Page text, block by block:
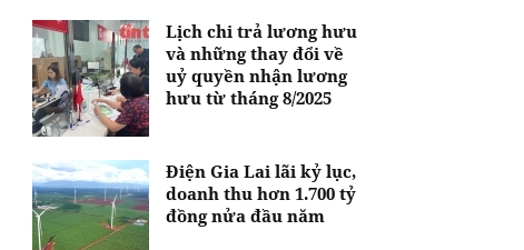
Lịch chi trả lương hưu
và những thay đổi về
uỷ quyền nhận lương
hưu từ tháng 8/2025
Điện Gia Lai lãi kỷ lục,
doanh thu hơn 1.700 tỷ
đồng nửa đầu năm